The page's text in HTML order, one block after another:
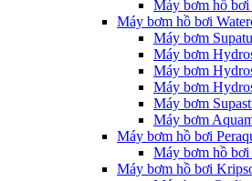
Máy bơm hồ bơi
Máy bơm hồ bơi
Máy bơm
Máy bơm
Máy bơm
Máy bơm
Máy bơm
Máy bơm
Máy bơm hồ bơi
Máy bơm hồ bơi
Máy bơm hồ bơi